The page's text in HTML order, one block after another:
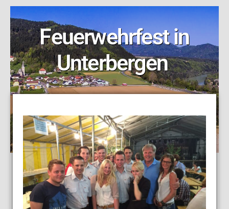
Feuerwehrfest in
Unterbergen